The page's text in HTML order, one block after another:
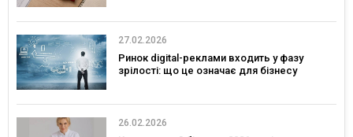
27.02.2026
Ринок digital-реклами входить у фазу
зрілості: що це означає для бізнесу
26.02.2026